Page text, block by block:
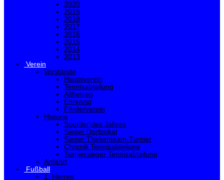
2020
2019
2018
2017
2016
2015
2014
2013
Verein
Vorstände
Hauptverein
Tennisabteilung
Altherren
Ehrenrat
Förderverein
Historie
Sportler des Jahres
Sieger Dorfpokal
Sieger Thekenteam-Turnier
Chronik Tennisabteilung
Turniersieger Tennisabteilung
Anfahrt
Fußball
1. Herren